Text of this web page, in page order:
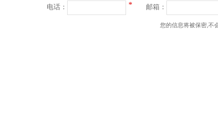
电话： * 邮箱：
您的信息将被保密,不